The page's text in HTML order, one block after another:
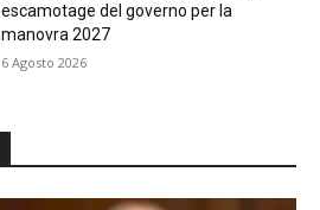
escamotage del governo per la
manovra 2027
6 Agosto 2026